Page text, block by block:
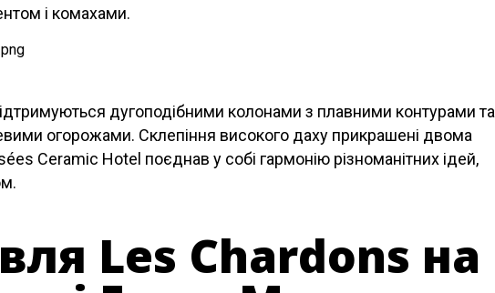
і комахами.
дугоподібними колонами з плавними контурами та
огорожами. Склепіння високого даху прикрашені двома
Ceramic Hotel поєднав у собі гармонію різноманітних ідей,
Les Chardons на